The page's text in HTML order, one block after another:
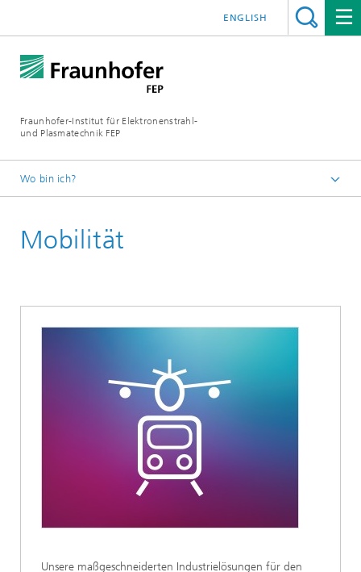
Fraunhofer-Institut für Elektronenstrahl-
und Plasmatechnik FEP
ENGLISH
Wo bin ich?
Industrielösungen
Mobilität
Unsere maßgeschneiderten Industrielösungen für den